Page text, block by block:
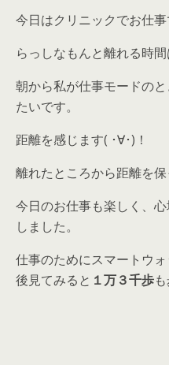
今日はクリニックでお仕事
らっしなもんと離れる時
朝から私が仕事モードの
たいです。
距離を感じます( ･∀･)！
離れたところから距離を
今日のお仕事も楽しく、
しました。
仕事のためにスマートウ
後見てみると １万３千歩